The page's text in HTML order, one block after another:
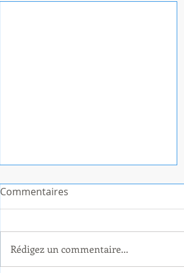
Commentaires
Rédigez un commentaire...